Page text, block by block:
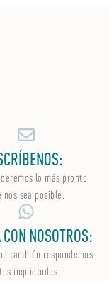
lo más pronto
nos sea posible.
CON NOSOTROS:
también respondemos
inquietudes.